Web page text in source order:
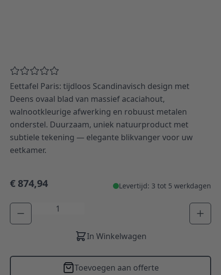
Eettafel Paris: tijdloos Scandinavisch design met
Deens ovaal blad van massief acaciahout,
walnootkleurige afwerking en robuust metalen
onderstel. Duurzaam, uniek natuurproduct met
subtiele tekening — elegante blikvanger voor uw
eetkamer.
€ 874,94 Levertijd: 3 tot 5 werkdagen
Aantal
In Winkelwagen
Toevoegen aan offerte